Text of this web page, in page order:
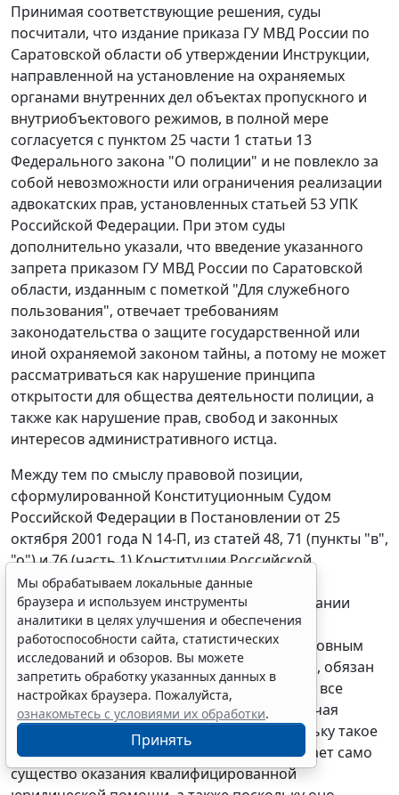
Принимая соответствующие решения, суды
посчитали, что издание приказа ГУ МВД России по
Саратовской области об утверждении Инструкции,
направленной на установление на охраняемых
органами внутренних дел объектах пропускного и
внутриобъектового режимов, в полной мере
согласуется с пунктом 25 части 1 статьи 13
Федерального закона "О полиции" и не повлекло за
собой невозможности или ограничения реализации
адвокатских прав, установленных статьей 53 УПК
Российской Федерации. При этом суды
дополнительно указали, что введение указанного
запрета приказом ГУ МВД России по Саратовской
области, изданным с пометкой "Для служебного
пользования", отвечает требованиям
законодательства о защите государственной или
иной охраняемой законом тайны, а потому не может
рассматриваться как нарушение принципа
открытости для общества деятельности полиции, а
также как нарушение прав, свобод и законных
интересов административного истца.
Между тем по смыслу правовой позиции,
сформулированной Конституционным Судом
Российской Федерации в Постановлении от 25
октября 2001 года N 14-П, из статей 48, 71 (пункты "в",
"о") и 76 (часть 1) Конституции Российской
Федерации в их взаимосвязи вытекает, что
федеральный законодатель при регулировании
права на получение квалифицированной
юридической помощи, относящегося к основным
правам и свободам человека и гражданина, обязан
именно в федеральном законе определить все
важнейшие элементы данного права, включая
условия и порядок его реализации, поскольку такое
регулирование непосредственно затрагивает само
существо оказания квалифицированной
Мы обрабатываем локальные данные
браузера и используем инструменты
аналитики в целях улучшения и обеспечения
работоспособности сайта, статистических
исследований и обзоров. Вы можете
запретить обработку указанных данных в
настройках браузера. Пожалуйста,
ознакомьтесь с условиями их обработки.
Принять